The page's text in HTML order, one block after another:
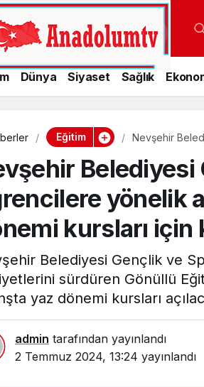
Dünya Siyaset Sağlık
Eğitim
Nevşehir
Belediyesi
yönelik
kursları için
Belediyesi Gençlik ve
sürdüren Gönüllü
yaz dönemi kursları
admin tarafından yayınlandı
2 Temmuz 2024, 13:24 yayınlandıSpor